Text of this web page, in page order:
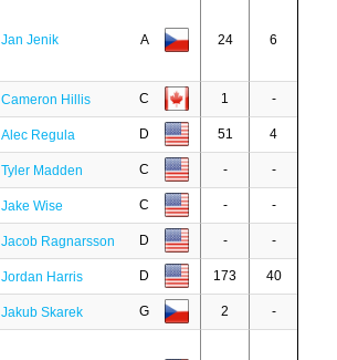
Jan Jenik A 24 6
Cameron Hillis C 1 -
Alec Regula D 51 4
Tyler Madden C - -
Jake Wise C - -
Jacob Ragnarsson D - -
Jordan Harris D 173 40
Jakub Skarek G 2 -